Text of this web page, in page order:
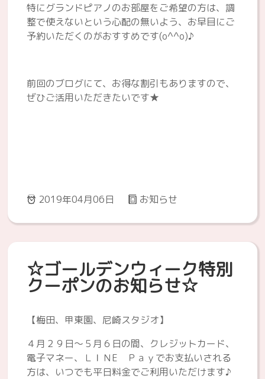
特にグランドピアノのお部屋をご希望の方は、調
整で使えないという心配の無いよう、お早目にご
予約いただくのがおすすめです(o^^o)♪
前回のブログにて、お得な割引もありますので、
ぜひご活用いただきたいです★
2019年04月06日 お知らせ
☆ゴールデンウィーク特別
クーポンのお知らせ☆
【梅田、甲東園、尼崎スタジオ】
４月２９日～５月６日の間、クレジットカード、
電子マネー、ＬＩＮE Ｐａｙでお支払いされる
方は、いつでも平日料金でご利用いただけます♪